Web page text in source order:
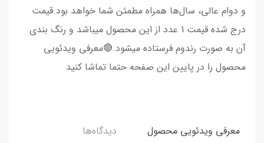
و دوام عالی، سال‌ها همراه مطمئن شما خواهد بود.قیمت
درج شده قیمت 1 عدد از این محصول میباشد و رنگ بندی
آن به صورت رندوم فرستاده میشود.🔴معرفی ویدئویی
محصول را در پایین این صفحه حتما تماشا کنید
معرفی ویدئویی محصول دیدگاه‌ها